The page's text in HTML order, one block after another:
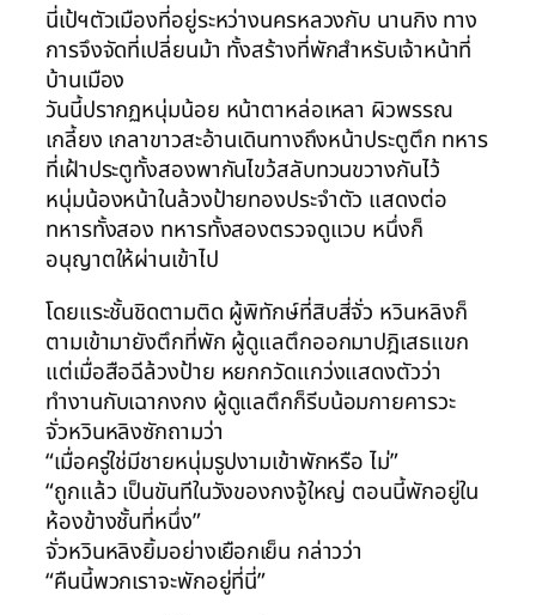
นี่เป้ฯตัวเมืองที่อยู่ระหว่างนครหลวงกับ นานกิง ทาง
การจึงจัดที่เปลี่ยนม้า ทั้งสร้างที่พักสำหรับเจ้าหน้าที่
บ้านเมือง
วันนี้ปรากฏหนุ่มน้อย หน้าตาหล่อเหลา ผิวพรรณ
เกลี้ยง เกลาขาวสะอ้านเดินทางถึงหน้าประตูตึก ทหาร
ที่เฝ้าประตูทั้งสองพากันไขว้สลับทวนขวางกันไว้
หนุ่มน้องหน้าในล้วงป้ายทองประจำตัว แสดงต่อ
ทหารทั้งสอง ทหารทั้งสองตรวจดูแวบ หนึ่งก็
อนุญาตให้ผ่านเข้าไป
โดยแระชั้นชิดตามติด ผู้พิทักษ์ที่สิบสี่จั่ว หวินหลิงก็
ตามเข้ามายังตึกที่พัก ผู้ดูแลตึกออกมาปฎิเสธแขก
แต่เมื่อสือฉีล้วงป้าย หยกกวัดแกว่งแสดงตัวว่า
ทำงานกับเฉากงกง ผู้ดูแลตึกก็รีบน้อมกายคารวะ
จั่วหวินหลิงซักถามว่า
“เมื่อครู่ใช่มีชายหนุ่มรูปงามเข้าพักหรือ ไม่”
“ถูกแล้ว เป็นขันทีในวังของกงจู้ใหญ่ ตอนนี้พักอยู่ใน
ห้องข้างชั้นที่หนึ่ง”
จั่วหวินหลิงยิ้มอย่างเยือกเย็น กล่าวว่า
“คืนนี้พวกเราจะพักอยู่ที่นี่”